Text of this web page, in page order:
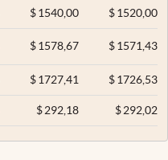
$ 1540,00 $1520,00
$ 1578,67 $1571,43
$ 1727,41 $1726,53
$ 292,18 $292,02